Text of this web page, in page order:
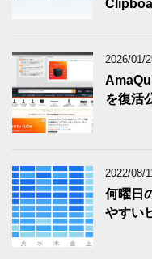
2026/01/
を復活
2022/08/
何曜日
やすい